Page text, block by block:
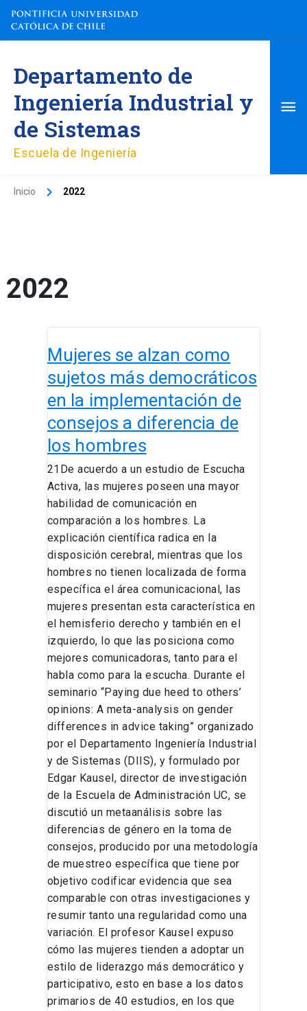
contenido
Departamento de
Ingeniería Industrial y
de Sistemas
Escuela de Ingeniería
Inicio 2022
2022
Mujeres se alzan como
sujetos más democráticos
en la implementación de
consejos a diferencia de
los hombres
21De acuerdo a un estudio de Escucha
Activa, las mujeres poseen una mayor
habilidad de comunicación en
comparación a los hombres. La
explicación científica radica en la
disposición cerebral, mientras que los
hombres no tienen localizada de forma
específica el área comunicacional, las
mujeres presentan esta característica en
el hemisferio derecho y también en el
izquierdo, lo que las posiciona como
mejores comunicadoras, tanto para el
habla como para la escucha. Durante el
seminario “Paying due heed to others’
opinions: A meta-analysis on gender
differences in advice taking” organizado
por el Departamento Ingeniería Industrial
y de Sistemas (DIIS), y formulado por
Edgar Kausel, director de investigación
de la Escuela de Administración UC, se
discutió un metaanálisis sobre las
diferencias de género en la toma de
consejos, producido por una metodología
de muestreo específica que tiene por
objetivo codificar evidencia que sea
comparable con otras investigaciones y
resumir tanto una regularidad como una
variación. El profesor Kausel expuso
cómo las mujeres tienden a adoptar un
estilo de liderazgo más democrático y
participativo, esto en base a los datos
primarios de 40 estudios, en los que
se
alzan
como
sujetos
más
democráticos
en
la
implementación
de
consejos
a
diferencia
de
los
hombres